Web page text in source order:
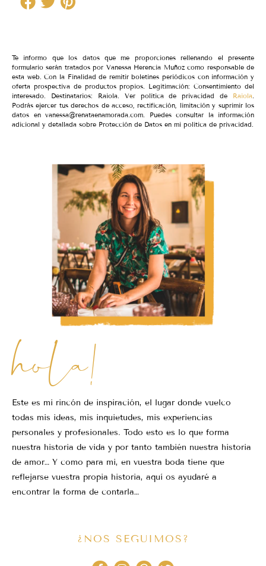
Te informo que los datos que me proporciones rellenando el presente
formulario serán tratados por Vanessa Herencia Muñoz como responsable de
esta web. Con la Finalidad de remitir boletines periódicos con información y
oferta prospectiva de productos propios. Legitimación: Consentimiento del
interesado. Destinatarios: Raiola. Ver política de privacidad de Raiola.
Podrás ejercer tus derechos de acceso, rectificación, limitación y suprimir los
datos en vanessa@renataenamorada.com. Puedes consultar la información
adicional y detallada sobre Protección de Datos en mi política de privacidad.
hola!
Este es mi rincón de inspiración, el lugar donde vuelco
todas mis ideas, mis inquietudes, mis experiencias
personales y profesionales. Todo esto es lo que forma
nuestra historia de vida y por tanto también nuestra historia
de amor… Y como para mi, en vuestra boda tiene que
reflejarse vuestra propia historia, aquí os ayudaré a
encontrar la forma de contarla…
¿NOS SEGUIMOS?